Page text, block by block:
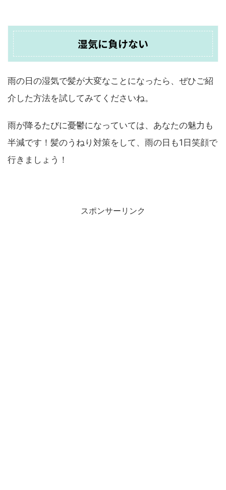
湿気に負けない
雨の日の湿気で髪が大変なことになったら、ぜひご紹
介した方法を試してみてくださいね。
雨が降るたびに憂鬱になっていては、あなたの魅力も
半減です！髪のうねり対策をして、雨の日も1日笑顔で
行きましょう！
スポンサーリンク